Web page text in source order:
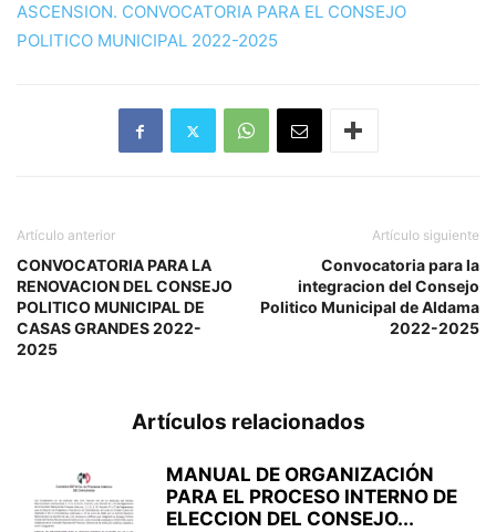
ASCENSION. CONVOCATORIA PARA EL CONSEJO
POLITICO MUNICIPAL 2022-2025
Artículo anterior
CONVOCATORIA PARA LA
RENOVACION DEL CONSEJO
POLITICO MUNICIPAL DE
CASAS GRANDES 2022-
2025
Artículo siguiente
Convocatoria para la
integracion del Consejo
Politico Municipal de Aldama
2022-2025
Artículos relacionados
MANUAL DE ORGANIZACIÓN
PARA EL PROCESO INTERNO DE
ELECCION DEL CONSEJO...